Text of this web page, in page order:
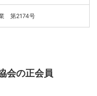
第2174号
会の正会員